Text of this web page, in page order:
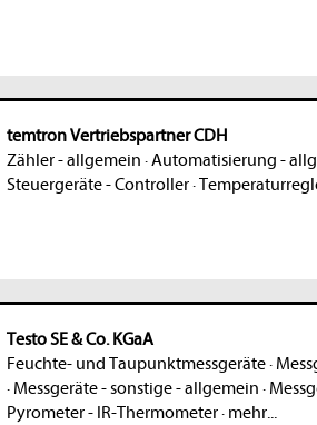
temtron Vertriebspartner CDH
Zähler - allgemein ·Automatisierung -
Steuergeräte - Controller·
Testo SE & Co. KGaA
Feuchte- und Taupunktmessgeräte·
· Messgeräte - sonstige - allgemein ·
Pyrometer - IR-Thermometer· mehr...